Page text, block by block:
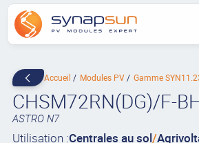
Accueil Modules PV Gamme
CHSM72RN(DG)/F-
ASTRO N7
Utilisation :Centrales au sol/